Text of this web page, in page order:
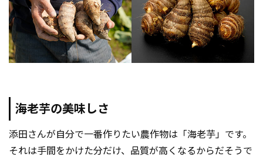
海老芋の美味しさ
添田さんが自分で一番作りたい農作物は「海老芋」です。
それは手間をかけた分だけ、品質が高くなるからだそうで